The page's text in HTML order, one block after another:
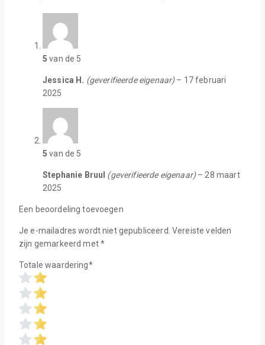
5 van de 5
Jessica H. (geverifieerde eigenaar) – 17 februari
2025
5 van de 5
Stephanie Bruul (geverifieerde eigenaar) – 28 maart
2025
Een beoordeling toevoegen
Je e-mailadres wordt niet gepubliceerd. Vereiste velden
zijn gemarkeerd met*
Totale waardering*